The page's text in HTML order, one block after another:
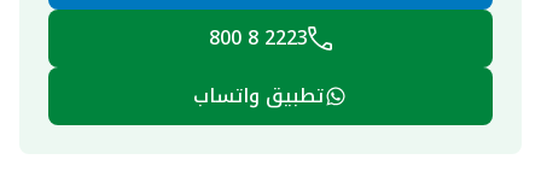
2223 8 800
تطبيق واتساب